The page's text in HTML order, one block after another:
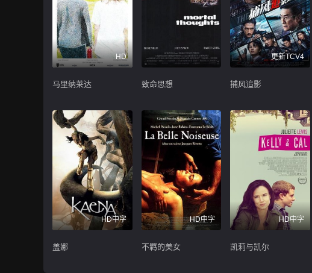
HD
马里纳莱达 致命思想
更新TCV4
捕风追影
HD中字
盖娜
HD中字
不羁的美女
HD中字
凯莉与凯尔